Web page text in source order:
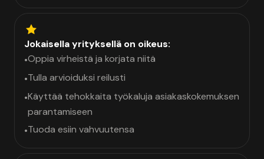
Jokaisella yrityksellä on oikeus:
•Oppia virheistä ja korjata niitä
•Tulla arvioiduksi reilusti
•Käyttää tehokkaita työkaluja asiakaskokemuksen
parantamiseen
•Tuoda esiin vahvuutensa